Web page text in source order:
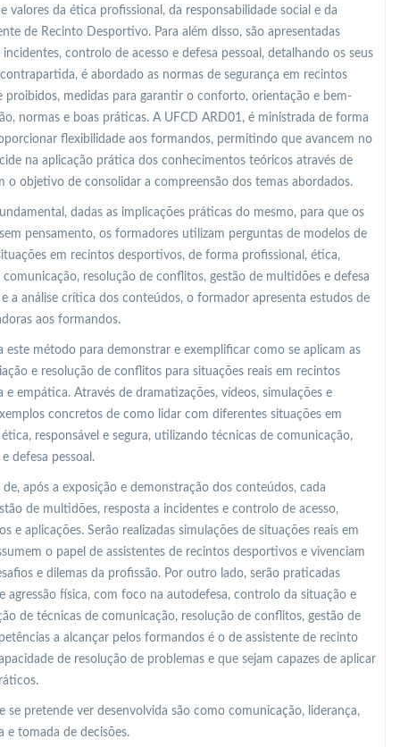
valores da ética profissional, da responsabilidade social e da
de Recinto Desportivo. Para além disso, são apresentadas
controlo de acesso e defesa pessoal, detalhando os seus
é abordado as normas de segurança em recintos
medidas para garantir o conforto, orientação e bem-
normas e boas práticas. A UFCD ARD01, é ministrada de forma
flexibilidade aos formandos, permitindo que avancem no
na aplicação prática dos conhecimentos teóricos através de
o objetivo de consolidar a compreensão dos temas abordados.
dadas as implicações práticas do mesmo, para que os
pensamento, os formadores utilizam perguntas de modelos de
em recintos desportivos, de forma profissional, ética,
resolução de conflitos, gestão de multidões e defesa
a análise crítica dos conteúdos, o formador apresenta estudos de
aos formandos.
método para demonstrar e exemplificar como se aplicam as
e resolução de conflitos para situações reais em recintos
empática. Através de dramatizações, vídeos, simulações e
concretos de como lidar com diferentes situações em
responsável e segura, utilizando técnicas de comunicação,
defesa pessoal.
após a exposição e demonstração dos conteúdos, cada
de multidões, resposta a incidentes e controlo de acesso,
e aplicações. Serão realizadas simulações de situações reais em
o papel de assistentes de recintos desportivos e vivenciam
e dilemas da profissão. Por outro lado, serão praticadas
agressão física, com foco na autodefesa, controlo da situação e
de técnicas de comunicação, resolução de conflitos, gestão de
a alcançar pelos formandos é o de assistente de recinto
de resolução de problemas e que sejam capazes de aplicar
se pretende ver desenvolvida são como comunicação, liderança,
e tomada de decisões.